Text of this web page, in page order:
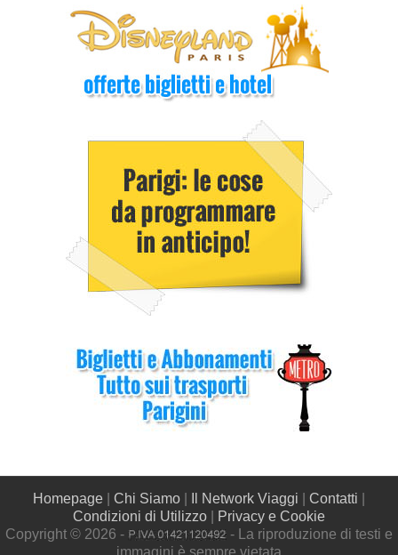
Homepage Chi Siamo Il Network Viaggi Contatti
Condizioni di Utilizzo
Privacy e Cookie
Copyright © 2026 -
- La riproduzione di testi e
immagini è sempre vietata